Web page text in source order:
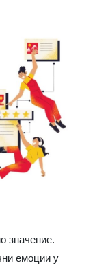
значение.
емоции у